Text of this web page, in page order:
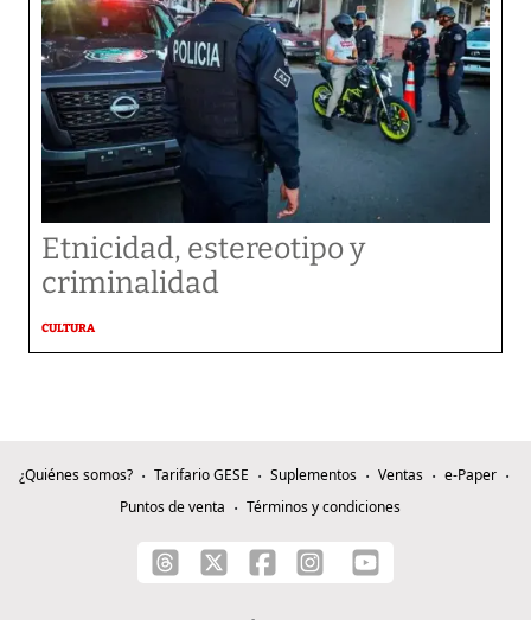
Etnicidad, estereotipo y
criminalidad
CULTURA
¿Quiénes somos? Tarifario GESE Suplementos Ventas
e-Paper
Puntos de venta
Términos y condiciones